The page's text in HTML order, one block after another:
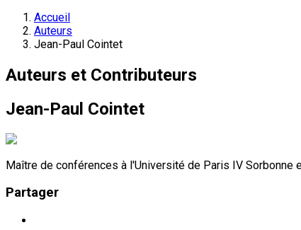
Accueil
Auteurs
Jean-Paul Cointet
Auteurs et Contributeurs
Jean-Paul Cointet
Maître de conférences à l'Université de Paris IV
Partager